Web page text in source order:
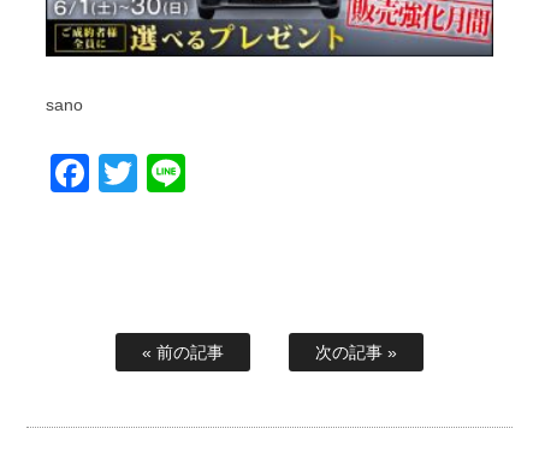
sano
Facebook
Twitter
« 前の記事 次の記事 »